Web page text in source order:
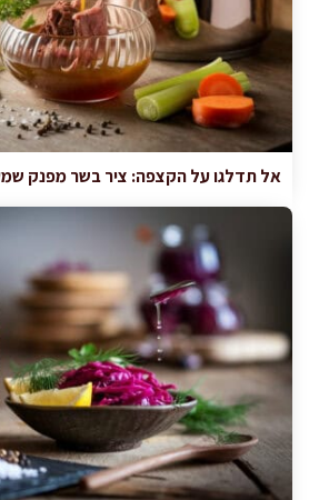
אל תדלגו על הקצפה: ציר בשר מפנק